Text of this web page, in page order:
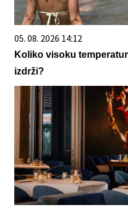
05. 08. 2026 14:12
Koliko visoku
izdrži?